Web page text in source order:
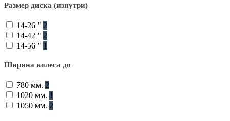
Размер диска (изнутри)
14-26 " 2
14-42 " 2
14-56 " 1
Ширина колеса до
780 мм. 2
1020 мм. 1
1050 мм. 2